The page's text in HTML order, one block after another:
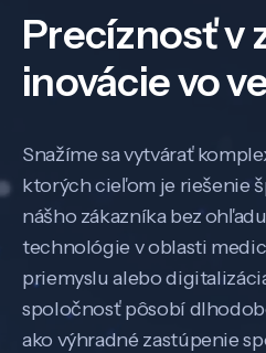
Precíznosť v
inovácie vo
Snažíme sa vytvárať
ktorých cieľom je riešenie
nášho zákazníka bez
technológie v oblasti
priemyslu alebo
spoločnosť pôsobí
ako výhradné zastúpenie